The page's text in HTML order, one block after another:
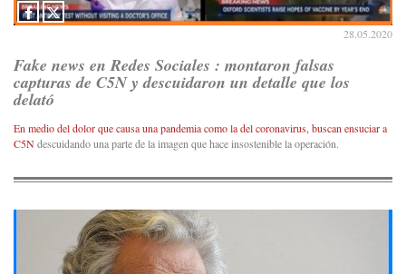
28.05.2020
Fake news en Redes Sociales : montaron falsas
capturas de C5N y descuidaron un detalle que los
delató
En medio del dolor que causa una pandemia como la del coronavirus, buscan ensuciar a
C5Ndescuidando una parte de la imagen que hace insostenible la operación.